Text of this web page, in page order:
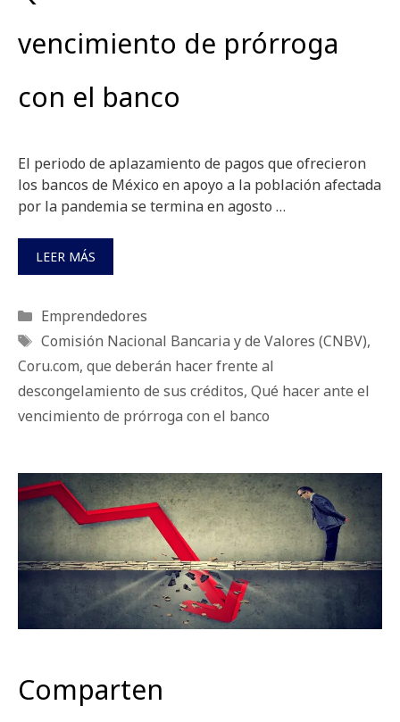
vencimiento de prórroga
con el banco
El periodo de aplazamiento de pagos que ofrecieron
los bancos de México en apoyo a la población afectada
por la pandemia se termina en agosto …
LEER MÁS
Categorías
Emprendedores
Etiquetas
Comisión Nacional Bancaria y de Valores (CNBV),
Coru.com, que deberán hacer frente al
descongelamiento de sus créditos, Qué hacer ante el
vencimiento de prórroga con el banco
Comparten